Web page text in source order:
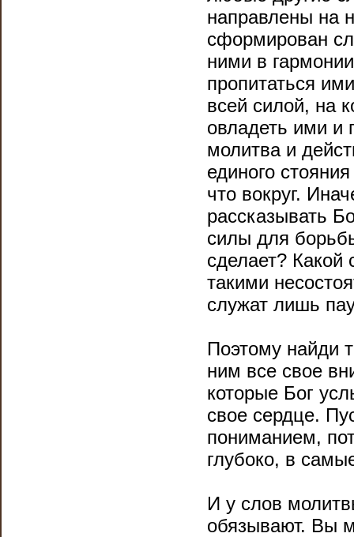
направлены на
сформирован
ними в
пропитаться
всей силой, на
овладеть ими и
молитва и
единого
что вокруг.
рассказывать
силы для
сделает? Какой
такими
служат лишь
Поэтому найди
ним все свое
которые Бог
свое сердце.
пониманием,
глубоко, в
И у слов
обязывают. Вы